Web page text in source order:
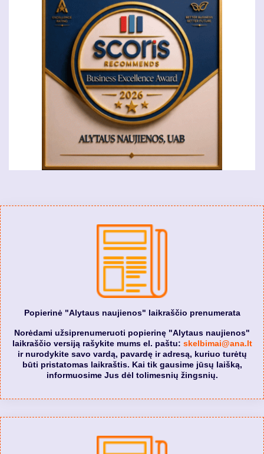
Popierinė "Alytaus naujienos" laikraščio prenumerata
Norėdami užsiprenumeruoti popierinę "Alytaus naujienos"
laikraščio versiją rašykite mums el. paštu: skelbimai@ana.lt
ir nurodykite savo vardą, pavardę ir adresą, kuriuo turėtų
būti pristatomas laikraštis. Kai tik gausime jūsų laišką,
informuosime Jus dėl tolimesnių žingsnių.